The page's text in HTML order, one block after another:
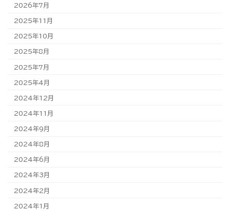
2026年7月
2025年11月
2025年10月
2025年8月
2025年7月
2025年4月
2024年12月
2024年11月
2024年9月
2024年8月
2024年6月
2024年3月
2024年2月
2024年1月